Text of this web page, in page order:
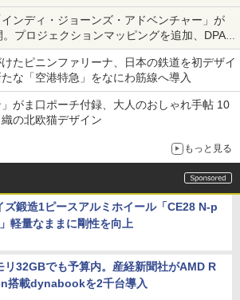
ンディ・ジョーンズ・アドベンチャー」が
プロジェクションマッピングを追加、DPA
たピニンファリーナ、日本の鉄道を初デザイ
な「空港特急」をなにわ筋線へ導入
」がま口ポーチ付録、大人のおしゃれ手帖 10
の北欧猫デザイン
もっと見る
ズ鍛造1ピースアルミホイール「CE28 N-p
軽量なままに剛性を向上
リ32GBでも予算内。産経新聞社がAMD R
搭載dynabookを2千台導入